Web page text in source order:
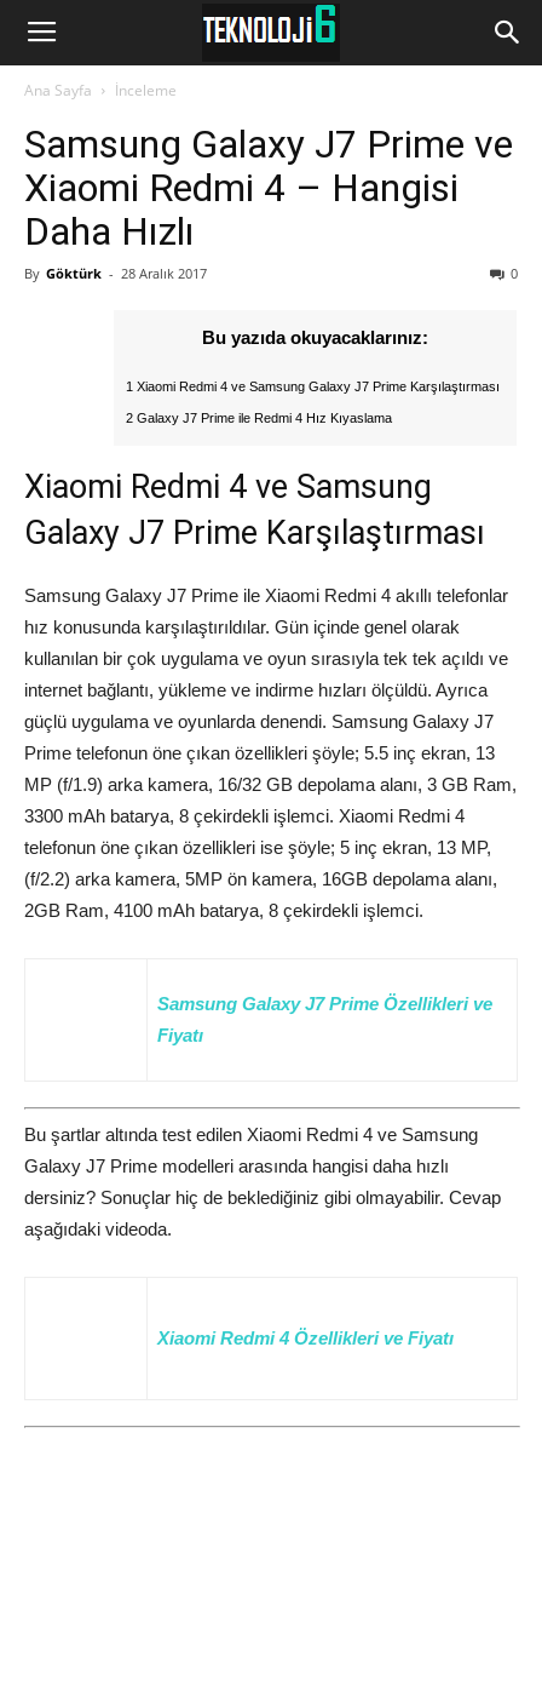
www.Teknoloji6.com
Ana Sayfa İnceleme
Samsung Galaxy J7 Prime ve
Xiaomi Redmi 4 – Hangisi
Daha Hızlı
By Göktürk - 28 Aralık 2017 0
Bu yazıda okuyacaklarınız:
1 Xiaomi Redmi 4 ve Samsung Galaxy J7 Prime Karşılaştırması
2 Galaxy J7 Prime ile Redmi 4 Hız Kıyaslama
Xiaomi Redmi 4 ve Samsung
Galaxy J7 Prime Karşılaştırması
Samsung Galaxy J7 Prime ile Xiaomi Redmi 4 akıllı telefonlar
hız konusunda karşılaştırıldılar. Gün içinde genel olarak
kullanılan bir çok uygulama ve oyun sırasıyla tek tek açıldı ve
internet bağlantı, yükleme ve indirme hızları ölçüldü. Ayrıca
güçlü uygulama ve oyunlarda denendi. Samsung Galaxy J7
Prime telefonun öne çıkan özellikleri şöyle; 5.5 inç ekran, 13
MP (f/1.9) arka kamera, 16/32 GB depolama alanı, 3 GB Ram,
3300 mAh batarya, 8 çekirdekli işlemci. Xiaomi Redmi 4
telefonun öne çıkan özellikleri ise şöyle; 5 inç ekran, 13 MP,
(f/2.2) arka kamera, 5MP ön kamera, 16GB depolama alanı,
2GB Ram, 4100 mAh batarya, 8 çekirdekli işlemci.
Samsung Galaxy J7 Prime Özellikleri ve
Fiyatı
Bu şartlar altında test edilen Xiaomi Redmi 4 ve Samsung
Galaxy J7 Prime modelleri arasında hangisi daha hızlı
dersiniz? Sonuçlar hiç de beklediğiniz gibi olmayabilir. Cevap
aşağıdaki videoda.
Xiaomi Redmi 4 Özellikleri ve Fiyatı